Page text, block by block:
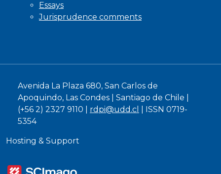
Essays
Jurisprudence comments
Avenida La Plaza 680, San Carlos de
Apoquindo, Las Condes | Santiago de Chile |
(+56 2) 2327 9110 | rdpi@udd.cl
| ISSN 0719-
5354
Hosting & Support